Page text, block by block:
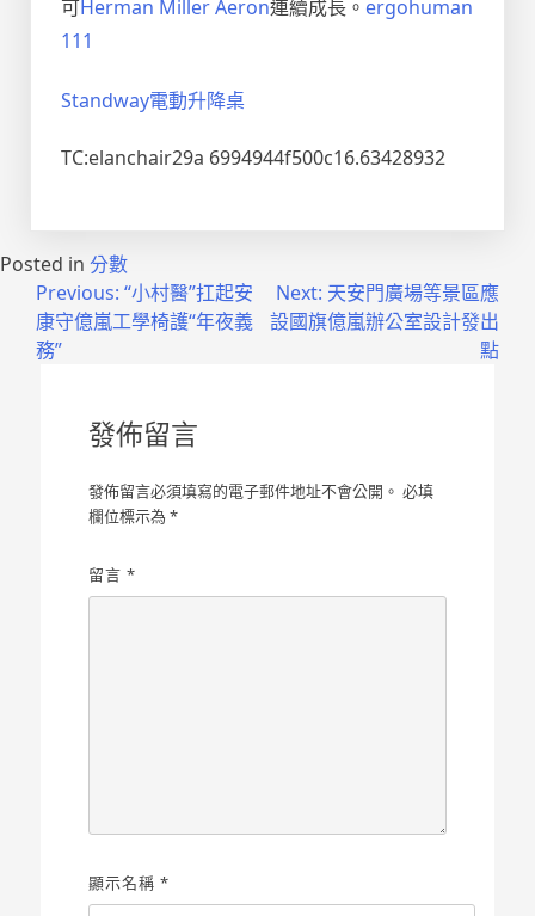
可Herman Miller Aeron連續成長。 ergohuman
111
Standway電動升降桌
TC:elanchair29a 6994944f500c16.63428932
Posted in 分數
Previous: “小村醫”扛起安
康守億嵐工學椅護“年夜義
務”
Next: 天安門廣場等景區應
設國旗億嵐辦公室設計發出
點
發佈留言
發佈留言必須填寫的電子郵件地址不會公開。 必填
欄位標示為*
留言*
顯示名稱*